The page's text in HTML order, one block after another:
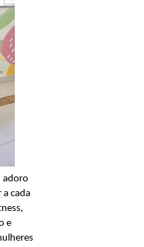
Condicionador
Shampoo
Novex
adoro
a cada
e